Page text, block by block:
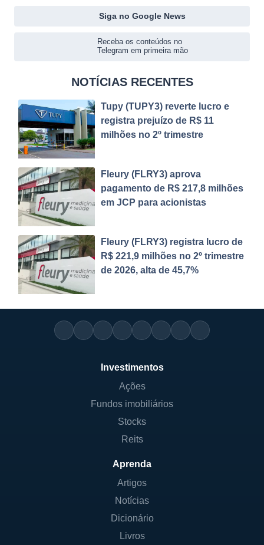
Siga no Google News
Receba os conteúdos no
Telegram em primeira mão
NOTÍCIAS RECENTES
Tupy (TUPY3) reverte lucro e
registra prejuízo de R$ 11
milhões no 2º trimestre
Fleury (FLRY3) aprova
pagamento de R$ 217,8 milhões
em JCP para acionistas
Fleury (FLRY3) registra lucro de
R$ 221,9 milhões no 2º trimestre
de 2026, alta de 45,7%
Investimentos
Ações
Fundos imobiliários
Stocks
Reits
Aprenda
Artigos
Notícias
Dicionário
Livros